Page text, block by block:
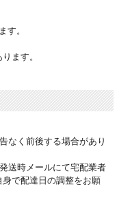
す。
ます。
なく前後する場合があり
送時メールにて宅配業者
で配達日の調整をお願